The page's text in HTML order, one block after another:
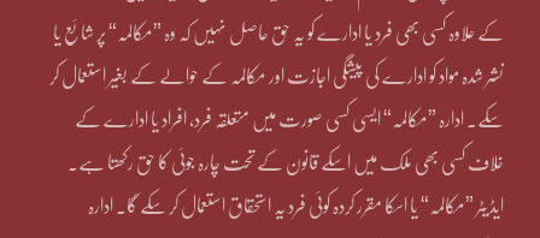
کے علاوہ کسی بھی فرد یا ادارے کو یہ حق حاصل نہیں کہ وہ ”مکالمہ“ پر شائع یا
نشر شدہ مواد کو ادارے کی پیشگی اجازت اور مکالمہ کے حوالے کے بغیر استعمال کر
سکے۔ ادارہ ”مکالمہ“ ایسی کسی صورت میں متعلقہ فرد، افراد یا ادارے کے
خلاف کسی بھی ملک میں اسکے قانون کے تحت چارہ جوئی کا حق رکھتا ہے۔
ایڈیٹر ”مکالمہ“ یا اسکا مقرر کردہ کوئی فرد یہ استحقاق استعمال کر سکے گا۔ ادارہ